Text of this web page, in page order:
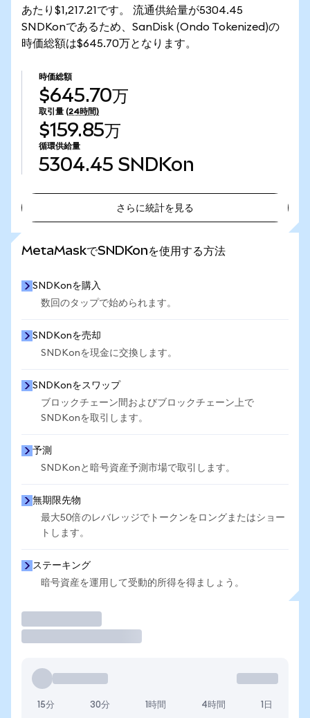
あたり$1,217.21です。 流通供給量が5304.45
SNDKonであるため、SanDisk (Ondo Tokenized)の
時価総額は$645.70万となります。
時価総額
$645.70万
取引量 (24時間)
$159.85万
循環供給量
5304.45 SNDKon
さらに統計を見る
MetaMaskでSNDKonを使用する方法
SNDKonを購入
数回のタップで始められます。
SNDKonを売却
SNDKonを現金に交換します。
SNDKonをスワップ
ブロックチェーン間およびブロックチェーン上で
SNDKonを取引します。
予測
SNDKonと暗号資産予測市場で取引します。
無期限先物
最大50倍のレバレッジでトークンをロングまたはショー
トします。
ステーキング
暗号資産を運用して受動的所得を得ましょう。
15分 30分 1時間 4時間 1日